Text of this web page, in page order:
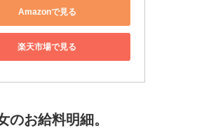
Amazonで見る
楽天市場で見る
お給料明細。